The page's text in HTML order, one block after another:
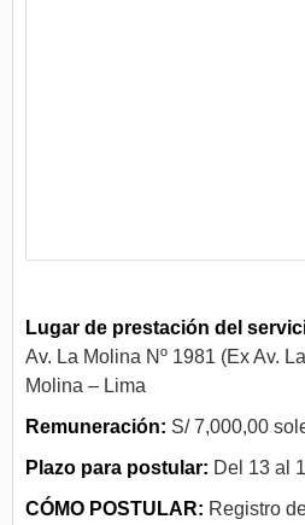
Lugar de prestación del
Av. La Molina Nº 1981 (Ex Av.
Molina – Lima
Remuneración: S/ 7,000,00
Plazo para postular: Del 13 al
CÓMO POSTULAR: Registro